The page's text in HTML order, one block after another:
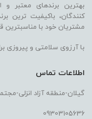
بهترین برندهای معتبر
کنندگان، باکیفیت ترین
مشتریان خود با
با آرزوی سلامتی و پیروزی
اطلاعات تماس
گیلان-منطقه آزاد انزلی-
09303105636